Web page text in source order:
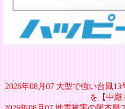
2026年08月07 大型で強い台風
を【中継